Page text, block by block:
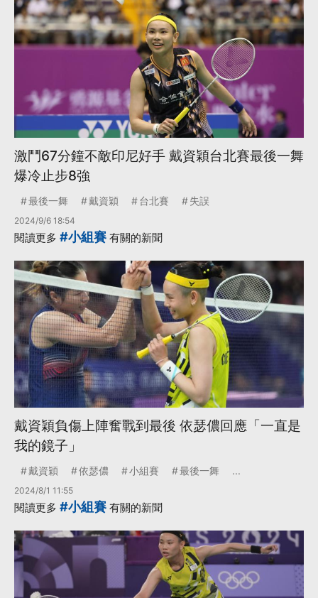
激鬥67分鐘不敵印尼好手 戴資穎台北賽最後一舞
爆冷止步8強
最後一舞 戴資穎 台北賽 失誤
2024/9/6 18:54
閱讀更多 #小組賽 有關的新聞
戴資穎負傷上陣奮戰到最後 依瑟儂回應「一直是
我的鏡子」
戴資穎 依瑟儂 小組賽 最後一舞 ...
2024/8/1 11:55
閱讀更多 #小組賽 有關的新聞